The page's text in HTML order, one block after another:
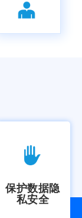
保护数据隐
私安全